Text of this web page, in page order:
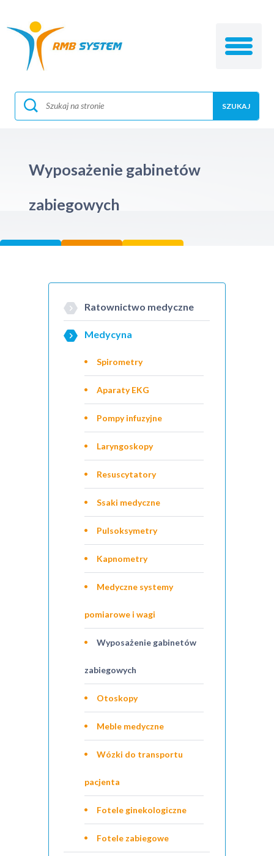
Wyposażenie gabinetów
zabiegowych
Ratownictwo medyczne
Medycyna
Spirometry
Aparaty EKG
Pompy infuzyjne
Laryngoskopy
Resuscytatory
Ssaki medyczne
Pulsoksymetry
Kapnometry
Medyczne systemy
pomiarowe i wagi
Wyposażenie gabinetów
zabiegowych
Otoskopy
Meble medyczne
Wózki do transportu
pacjenta
Fotele ginekologiczne
Fotele zabiegowe